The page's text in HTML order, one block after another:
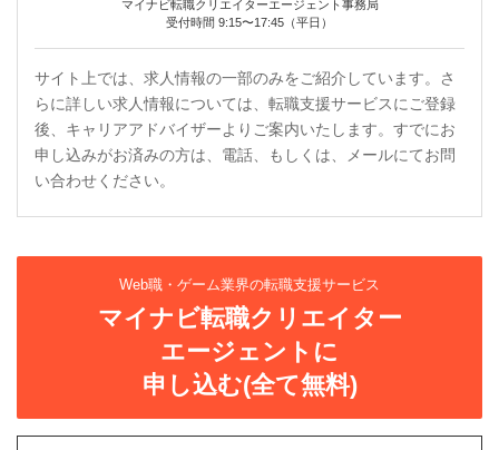
マイナビ転職クリエイターエージェント事務局
受付時間 9:15〜17:45（平日）
サイト上では、求人情報の一部のみをご紹介しています。さ
らに詳しい求人情報については、転職支援サービスにご登録
後、キャリアアドバイザーよりご案内いたします。すでにお
申し込みがお済みの方は、電話、もしくは、メールにてお問
い合わせください。
Web職・ゲーム業界の転職支援サービス
マイナビ転職クリエイター
エージェントに
申し込む(全て無料)